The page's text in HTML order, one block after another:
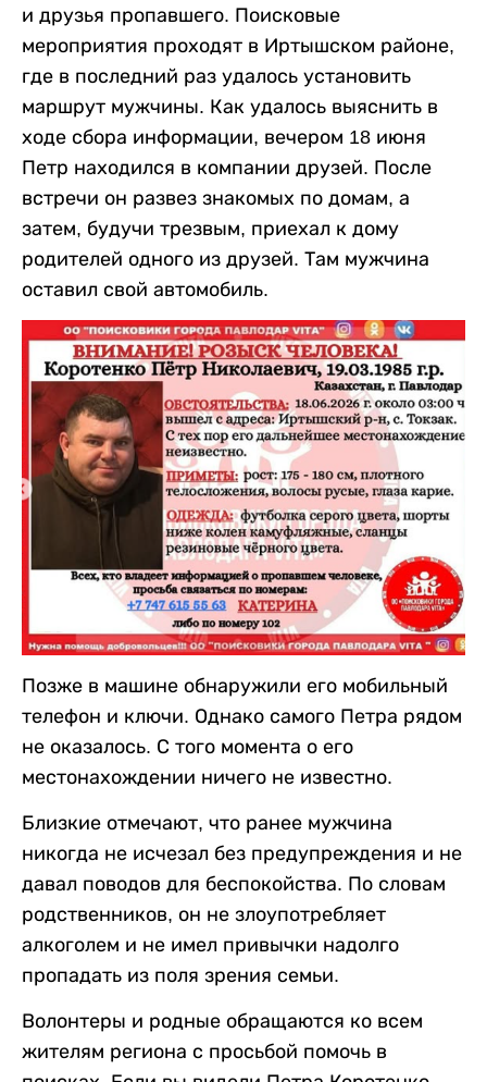
и друзья пропавшего. Поисковые
мероприятия проходят в Иртышском районе,
где в последний раз удалось установить
маршрут мужчины. Как удалось выяснить в
ходе сбора информации, вечером 18 июня
Петр находился в компании друзей. После
встречи он развез знакомых по домам, а
затем, будучи трезвым, приехал к дому
родителей одного из друзей. Там мужчина
оставил свой автомобиль.
Позже в машине обнаружили его мобильный
телефон и ключи. Однако самого Петра рядом
не оказалось. С того момента о его
местонахождении ничего не известно.
Близкие отмечают, что ранее мужчина
никогда не исчезал без предупреждения и не
давал поводов для беспокойства. По словам
родственников, он не злоупотребляет
алкоголем и не имел привычки надолго
пропадать из поля зрения семьи.
Волонтеры и родные обращаются ко всем
жителям региона с просьбой помочь в